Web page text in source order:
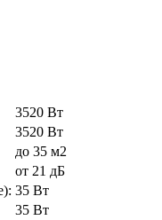
3520 Вт
3520 Вт
до 35 м2
от 21 дБ
35 Вт
35 Вт